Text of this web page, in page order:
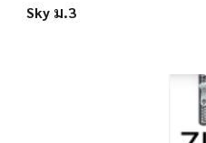
Sky ม.3